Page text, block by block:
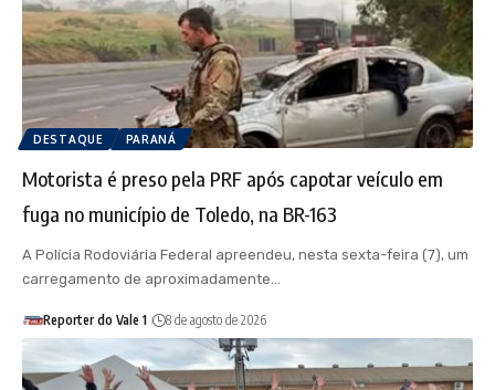
DESTAQUE PARANÁ
Motorista é preso pela PRF após capotar veículo em
fuga no município de Toledo, na BR-163
A Polícia Rodoviária Federal apreendeu, nesta sexta-feira (7), um
carregamento de aproximadamente…
Reporter do Vale 1 8 de agosto de 2026